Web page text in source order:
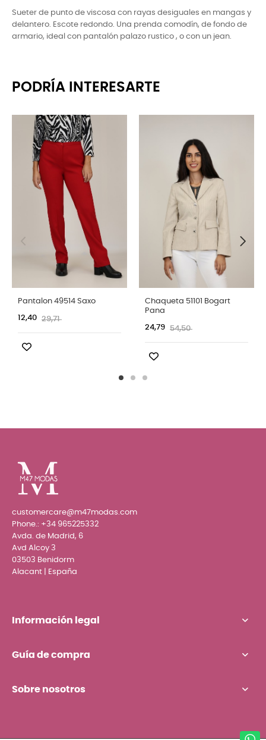
Sueter de punto de viscosa con rayas desiguales en mangas y
delantero. Escote redondo. Una prenda comodín, de fondo de
armario, ideal con pantalón palazo rustico , o con un jean.
PODRÍA INTERESARTE
Pantalon 49514 Saxo
29,71
12,40
Chaqueta 51101 Bogart
Pana
54,50
24,79
customercare@m47modas.com
Phone.: +34 965225332
Avda. de Madrid, 6
Avd Alcoy 3
03503 Benidorm
Alacant | España
Información legal
Guía de compra
Sobre nosotros